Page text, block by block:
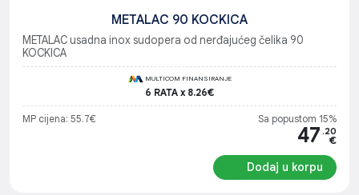
METALAC 90 KOCKICA
METALAC usadna inox sudopera od nerđajućeg čelika 90
KOCKICA
MULTICOM FINANSIRANJE
6 RATA x 8.26€
MP cijena: 55.7€ Sa popustom 15%
47 .20
€
Dodaj u korpu